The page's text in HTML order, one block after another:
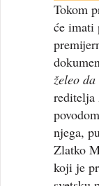
Tokom
će imati
želeo
reditelja
njega,
Zlatko
koji je